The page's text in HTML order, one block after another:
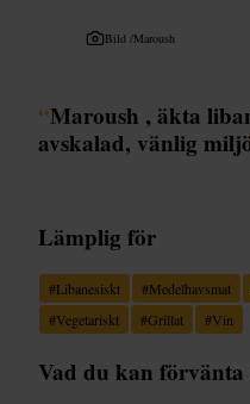
Bild /Maroush
“Maroush , äkta
avskalad, vänlig
Lämplig för
#Libanesiskt #Medelhavsmat
#Vegetariskt #Grillat #Vin
Vad du kan förvänta